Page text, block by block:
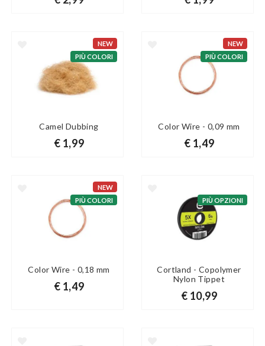
NEW
PIÙ COLORI
Camel Dubbing
€ 1,99
NEW
PIÙ COLORI
Color Wire - 0,09 mm
€ 1,49
NEW
PIÙ COLORI
Color Wire - 0,18 mm
€ 1,49
PIÙ OPZIONI
Cortland - Copolymer
Nylon Tippet
€ 10,99